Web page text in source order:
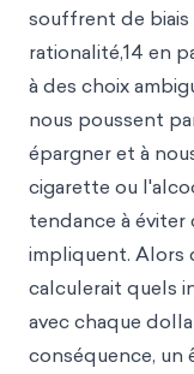
souffrent de
rationalité,14 en
à des choix
nous poussent
épargner et à
cigarette ou
tendance à
impliquent. Alors
calculerait quels
avec chaque
conséquence, un